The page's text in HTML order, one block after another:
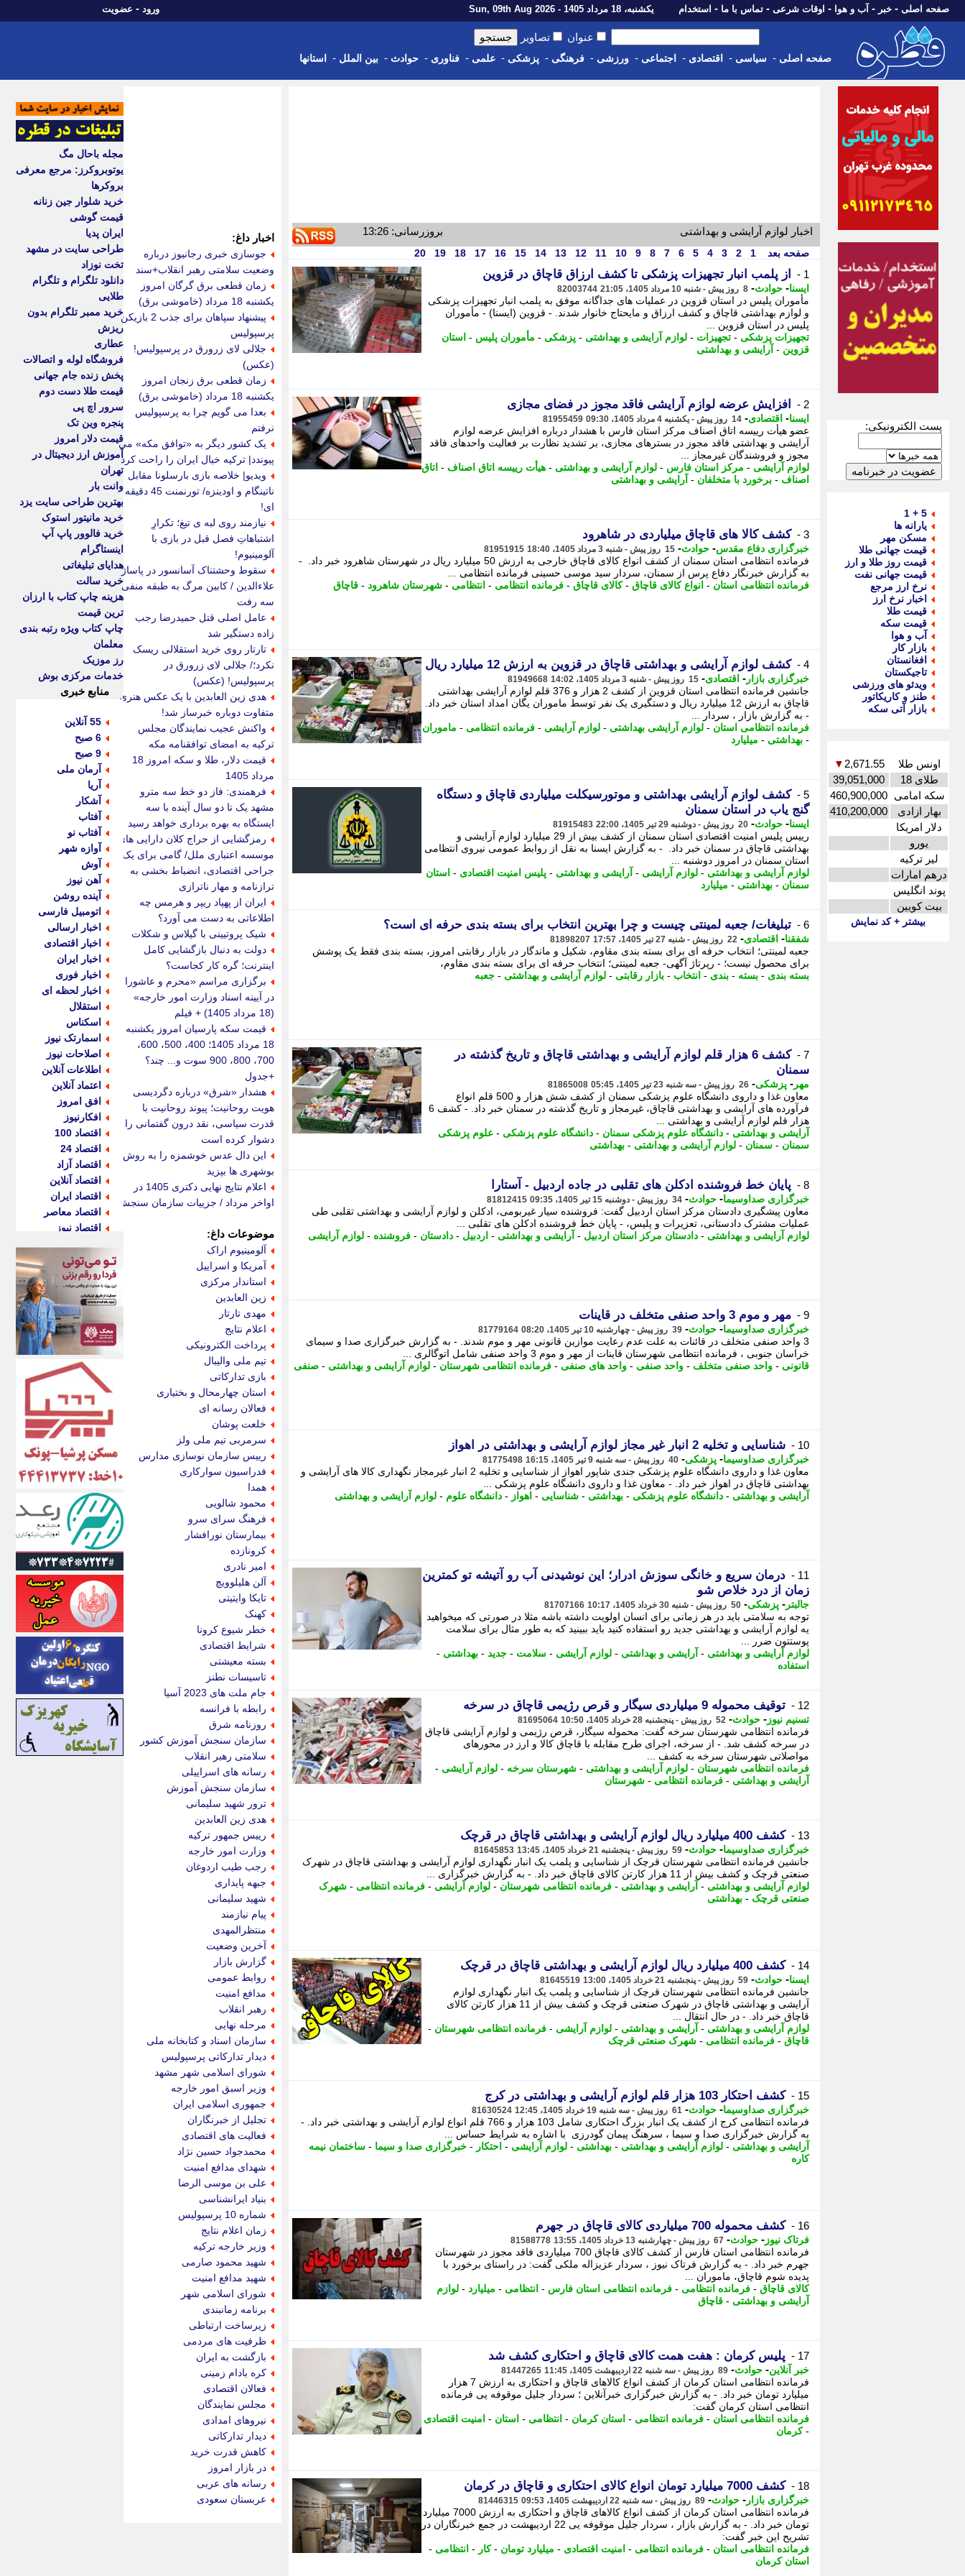
صفحه اصلی - خبر - آب و هوا - اوقات شرعی - تماس با ما - استخدام یکشنبه، 18 مرداد 1405 - Sun, 09th Aug 2026 ورود - عضویت
عنوان تصاویر
صفحه اصلی - سیاسی - اقتصادی - اجتماعی - ورزشی - فرهنگی - پزشکی - علمی - فناوری - حوادث - بین الملل - استانها
پست الکترونیکی:
5 + 1
یارانه ها
مسکن مهر
قیمت جهانی طلا
قیمت روز طلا و ارز
قیمت جهانی نفت
نرخ ارز مرجع
اخبار نرخ ارز
قیمت طلا
قیمت سکه
آب و هوا
بازار کار
افغانستان
تاجیکستان
ویدئو های ورزشی
طنز و کاریکاتور
بازار آتی سکه
اونس طلا 2,671.55
▼
طلای 18
39,051,000
سکه امامی 460,900,000
بهار ازادی
410,200,000
دلار امریکا
یورو
لیر ترکیه
درهم امارات
پوند انگلیس
بیت کویین
بیشتر + کد نمایش
اخبار لوازم آرایشی و بهداشتی بروزرسانی: 13:26
صفحه بعد 1
2
3
4
5
6
7
8
9
10
11
12
13
14
15
16
17
18
19
20
1 - از پلمب انبار تجهیزات پزشکی تا کشف ارزاق قاچاق در قزوین
ایسنا- حوادث- 8 روز پیش - شنبه 10 مرداد 1405، 21:05 82003744
مأموران پلیس در استان قزوین در عملیات های جداگانه موفق به پلمب انبار تجهیزات پزشکی
و لوازم بهداشتی قاچاق و کشف ارزاق و مایحتاج خانوار شدند. - قزوین (ایسنا) - مأموران
پلیس در استان قزوین ...
تجهیزات پزشکی - تجهیزات - لوازم آرایشی و بهداشتی - پزشکی - مأموران پلیس - استان
قزوین - آرایشی و بهداشتی
2 - افزایش عرضه لوازم آرایشی فاقد مجوز در فضای مجازی
ایسنا- اقتصادی- 14 روز پیش - یکشنبه 4 مرداد 1405، 09:30 81955459
عضو هیأت رییسه اتاق اصناف مرکز استان فارس با هشدار درباره افزایش عرضه لوازم
آرایشی و بهداشتی فاقد مجوز در بسترهای مجازی، بر تشدید نظارت بر فعالیت واحدهای فاقد
مجوز و فروشندگان غیرمجاز ...
لوازم آرایشی - مرکز استان فارس - لوازم آرایشی و بهداشتی - هیأت رییسه اتاق اصناف - اتاق
اصناف - برخورد با متخلفان - آرایشی و بهداشتی
3 - کشف کالا های قاچاق میلیاردی در شاهرود
خبرگزاری دفاع مقدس- حوادث- 15 روز پیش - شنبه 3 مرداد 1405، 18:40 81951915
فرمانده انتظامی استان سمنان از کشف انواع کالای قاچاق خارجی به ارزش 50 میلیارد ریال در شهرستان شاهرود خبر داد. -
به گزارش خبرنگار دفاع پرس از سمنان، سردار سید موسی حسینی فرمانده انتظامی ...
فرمانده انتظامی استان - انواع کالای قاچاق -کالای قاچاق - فرمانده انتظامی - انتظامی - شهرستان شاهرود - قاچاق
4 - کشف لوازم آرایشی و بهداشتی قاچاق در قزوین به ارزش 12 میلیارد ریال
خبرگزاری بازار - اقتصادی- 15 روز پیش - شنبه 3 مرداد 1405، 14:02 81949668
جانشین فرمانده انتظامی استان قزوین از کشف 2 هزار و 376 قلم لوازم آرایشی بهداشتی
قاچاق به ارزش 12 میلیارد ریال و دستگیری یک نفر توسط ماموران یگان امداد استان خبر داد.
- به گزارش بازار ، سردار ...
فرمانده انتظامی استان - لوازم آرایشی بهداشتی - لوازم آرایشی - فرمانده انتظامی - ماموران
- بهداشتی - میلیارد
5 -
کشف لوازم آرایشی بهداشتی و موتورسیکلت میلیاردی قاچاق و دستگاه
گنج یاب در استان سمنان
ایسنا- حوادث- 20 روز پیش - دوشنبه 29 تیر 1405، 22:00 81915483
رییس پلیس امنیت اقتصادی استان سمنان از کشف بیش از 29 میلیارد لوازم آرایشی و
بهداشتی قاچاق در سمنان خبر داد. - به گزارش ایسنا به نقل از روابط عمومی نیروی انتظامی
استان سمنان در امروز دوشنبه ...
لوازم آرایشی و بهداشتی - لوازم آرایشی - آرایشی و بهداشتی - پلیس امنیت اقتصادی - استان
سمنان - بهداشتی - میلیارد
6 - تبلیغات/ جعبه لمینتی چیست و چرا بهترین انتخاب برای بسته بندی حرفه ای است؟
شفقنا- اقتصادی- 22 روز پیش - شنبه 27 تیر 1405، 17:57 81898207
جعبه لمینتی؛ انتخاب حرفه ای برای بسته بندی مقاوم، شکیل و ماندگار در بازار رقابتی امروز، بسته بندی فقط یک پوشش
برای محصول نیست؛ - رپرتاژ آگهی- جعبه لمینتی؛ انتخاب حرفه ای برای بسته بندی مقاوم،
بسته بندی - بسته - بندی - انتخاب - بازار رقابتی - لوازم آرایشی و بهداشتی - جعبه
7 -
کشف 6 هزار قلم لوازم آرایشی و بهداشتی قاچاق و تاریخ گذشته در
سمنان
مهر - پزشکی- 26 روز پیش - سه شنبه 23 تیر 1405، 05:45 81865008
معاون غذا و داروی دانشگاه علوم پزشکی سمنان از کشف شش هزار و 500 قلم انواع
فرآورده های آرایشی و بهداشتی قاچاق، غیرمجاز و تاریخ گذشته در سمنان خبر داد. - کشف 6
هزار قلم لوازم آرایشی و بهداشتی ...
آرایشی و بهداشتی - دانشگاه علوم پزشکی سمنان - دانشگاه علوم پزشکی - علوم پزشکی
سمنان - سمنان - لوازم آرایشی و بهداشتی - بهداشتی
8 - پایان خط فروشنده ادکلن های تقلبی در جاده اردبیل - آستارا
خبرگزاری صداوسیما- حوادث- 34 روز پیش - دوشنبه 15 تیر 1405، 09:35 81812415
معاون پیشگیری دادستان مرکز استان اردبیل گفت: فروشنده سیار غیربومی، ادکلن و لوازم آرایشی و بهداشتی تقلبی طی
عملیات مشترک دادستانی، تعزیرات و پلیس، - پایان خط فروشنده ادکلن های تقلبی ...
لوازم آرایشی و بهداشتی - دادستان مرکز استان اردبیل - آرایشی و بهداشتی - اردبیل - دادستان - فروشنده - لوازم آرایشی
9 - مهر و موم 3 واحد صنفی متخلف در قاینات
خبرگزاری صداوسیما- حوادث- 39 روز پیش - چهارشنبه 10 تیر 1405، 08:20 81779164
3 واحد صنفی متخلف در قائنات به علت عدم رعایت موازین قانونی مهر و موم شدند. - به گزارش خبرگزاری صدا و سیمای
خراسان جنوبی ، فرمانده انتظامی شهرستان قاینات از مهر و موم 3 واحد صنفی شامل اتوگالری ...
قانونی - واحد صنفی متخلف - واحد صنفی - واحد های صنفی - فرمانده انتظامی شهرستان - لوازم آرایشی و بهداشتی - صنفی
10 - شناسایی و تخلیه 2 انبار غیر مجاز لوازم آرایشی و بهداشتی در اهواز
خبرگزاری صداوسیما- پزشکی- 40 روز پیش - سه شنبه 9 تیر 1405، 16:15 81775498
معاون غذا و داروی دانشگاه علوم پزشکی جندی شاپور اهواز از شناسایی و تخلیه 2 انبار غیرمجاز نگهداری کالا های آرایشی و
بهداشتی قاچاق در اهواز خبر داد. - معاون غذا و داروی دانشگاه علوم پزشکی ...
آرایشی و بهداشتی - دانشگاه علوم پزشکی - بهداشتی - شناسایی - اهواز - دانشگاه علوم - لوازم آرایشی و بهداشتی
11 -
درمان سریع و خانگی سوزش ادرار؛ این نوشیدنی آب رو آتیشه تو کمترین
زمان از درد خلاص شو
جالبتر - پزشکی- 50 روز پیش - شنبه 30 خرداد 1405، 10:17 81707166
توجه به سلامتی باید در هر زمانی برای انسان اولویت داشته باشه مثلا در صورتی که میخواهید
یه لوازم آرایشی و بهداشتی جدید رو استفاده کنید باید ببینید که به طور مثال برای سلامت
پوستتون ضرر ...
لوازم آرایشی و بهداشتی - آرایشی و بهداشتی - لوازم آرایشی - سلامت - جدید - بهداشتی -
استفاده
12 - توقیف محموله 9 میلیاردی سیگار و قرص رژیمی قاچاق در سرخه
تسنیم نیوز - حوادث- 52 روز پیش - پنجشنبه 28 خرداد 1405، 10:50 81695064
فرمانده انتظامی شهرستان سرخه گفت: محموله سیگار، قرص رژیمی و لوازم آرایشی قاچاق
در سرخه کشف شد. - از سرخه، اجرای طرح مقابله با قاچاق کالا و ارز در محورهای
مواصلاتی شهرستان سرخه به کشف ...
فرمانده انتظامی شهرستان - لوازم آرایشی و بهداشتی - شهرستان سرخه - لوازم آرایشی -
آرایشی و بهداشتی - فرمانده انتظامی - شهرستان
13 - کشف 400 میلیارد ریال لوازم آرایشی و بهداشتی قاچاق در قرچک
خبرگزاری صداوسیما- حوادث- 59 روز پیش - پنجشنبه 21 خرداد 1405، 13:45 81645853
جانشین فرمانده انتظامی شهرستان قرچک از شناسایی و پلمب یک انبار نگهداری لوازم آرایشی و بهداشتی قاچاق در شهرک
صنعتی قرچک و کشف بیش از 11 هزار کارتن کالای قاچاق خبر داد. - به گزارش خبرگزاری ...
لوازم آرایشی و بهداشتی - آرایشی و بهداشتی - فرمانده انتظامی شهرستان - لوازم آرایشی - فرمانده انتظامی - شهرک
صنعتی قرچک - بهداشتی
14 - کشف 400 میلیارد ریال لوازم آرایشی و بهداشتی قاچاق در قرچک
ایسنا- حوادث- 59 روز پیش - پنجشنبه 21 خرداد 1405، 13:00 81645519
جانشین فرمانده انتظامی شهرستان قرچک از شناسایی و پلمب یک انبار نگهداری لوازم
آرایشی و بهداشتی قاچاق در شهرک صنعتی قرچک و کشف بیش از 11 هزار کارتن کالای
قاچاق خبر داد. - در ﺣﺎل اﻧﺘﻘﺎل ...
لوازم آرایشی و بهداشتی - آرایشی و بهداشتی - لوازم آرایشی - فرمانده انتظامی شهرستان -
قاچاق - فرمانده انتظامی - شهرک صنعتی قرچک
15 - کشف احتکار 103 هزار قلم لوازم آرایشی و بهداشتی در کرج
خبرگزاری صداوسیما- حوادث- 61 روز پیش - سه شنبه 19 خرداد 1405، 12:45 81630524
فرمانده انتظامی کرج از کشف یک انبار بزرگ احتکاری شامل 103 هزار و 766 قلم انواع لوازم آرایشی و بهداشتی خبر داد. -
به گزارش خبرگزاری صدا و سیما ، سرهنگ پیمان گودرزی با اشاره به شرایط حساس ...
آرایشی و بهداشتی - لوازم آرایشی و بهداشتی - بهداشتی - لوازم آرایشی - احتکار - خبرگزاری صدا و سیما - ساختمان نیمه
کاره
16 - کشف محموله 700 میلیاردی کالای قاچاق در جهرم
فرتاک نیوز - حوادث- 67 روز پیش - چهارشنبه 13 خرداد 1405، 13:55 81588778
فرمانده انتظامی استان فارس از کشف کالای قاچاق 700 میلیاردی فاقد مجوز در شهرستان
جهرم خبر داد. - به گزارش فرتاک نیوز ، سردار عزیزاله ملکی گفت: در راستای برخورد با
پدیده شوم قاچاق، ماموران ...
کالای قاچاق - فرمانده انتظامی - فرمانده انتظامی استان فارس - انتظامی - میلیارد - لوازم
آرایشی و بهداشتی - قاچاق
17 - پلیس کرمان : هفت همت کالای قاچاق و احتکاری کشف شد
خبر آنلاین- حوادث- 89 روز پیش - سه شنبه 22 اردیبهشت 1405، 11:45 81447265
فرمانده انتظامی استان کرمان از کشف انواع کالاهای قاچاق و احتکاری به ارزش 7 هزار
میلیارد تومان خبر داد. - به گزارش خبرگزاری خبرآنلاین ؛ سردار جلیل موقوفه یی فرمانده
انتظامی استان کرمان گفت:
فرمانده انتظامی استان - فرمانده انتظامی - استان کرمان - انتظامی - استان - امنیت اقتصادی
-کرمان
18 - کشف 7000 میلیارد تومان انواع کالای احتکاری و قاچاق در کرمان
خبرگزاری بازار - حوادث- 89 روز پیش - سه شنبه 22 اردیبهشت 1405، 09:53 81446315
فرمانده انتظامی استان کرمان از کشف انواع کالاهای قاچاق و احتکاری به ارزش 7000 میلیارد
تومان خبر داد. - به گزارش بازار ، سردار جلیل موقوفه یی 22 اردیبهشت در جمع خبرنگاران در
تشریح این خبر گفت:
فرمانده انتظامی استان - فرمانده انتظامی - امنیت اقتصادی - میلیارد تومان -کار - انتظامی -
استان کرمان
اخبار داغ:
جوسازی خبری رجانیوز درباره
وضعیت سلامتی رهبر انقلاب+سند
زمان قطعی برق گرگان امروز
یکشنبه 18 مرداد (خاموشی برق)
پیشنهاد سپاهان برای جذب 2 بازیکن
پرسپولیس
جلالی لای زرورق در پرسپولیس!
(عکس)
زمان قطعی برق زنجان امروز
یکشنبه 18 مرداد (خاموشی برق)
بعدا می گویم چرا به پرسپولیس
نرفتم
یک کشور دیگر به «توافق مکه» می
پیوندد| ترکیه خیال ایران را راحت کرد
ویدیو| خلاصه بازی بارسلونا مقابل
ناتینگام و اودینزه/ تورنمنت 45 دقیقه
ای!
نیازمند روی لبه ی تیغ؛ تکرارِ
اشتباهاتِ فصل قبل در بازی با
آلومینیوم!
سقوط وحشتناک آسانسور در پاساژ
علاءالدین / کابین مرگ به طبقه منفی
سه رفت
عامل اصلی قتل حمیدرضا رجب
زاده دستگیر شد
تارتار روی خرید استقلالی ریسک
نکرد؛/ جلالی لای زرورق در
پرسپولیس! (عکس)
هدی زین العابدین با یک عکس هنری
متفاوت دوباره خبرساز شد!
واکنش عجیب نمایندگان مجلس
ترکیه به امضای توافقنامه مکه
قیمت دلار، طلا و سکه امروز 18
مرداد 1405
فرهمندی: فاز دو خط سه مترو
مشهد یک تا دو سال آینده با سه
ایستگاه به بهره برداری خواهد رسید
رمزگشایی از حراج کلان دارایی های
موسسه اعتباری ملل/ گامی برای یک
جراحی اقتصادی، انضباط بخشی به
ترازنامه و مهار ناترازی
ایران از پهپاد ریپر و هرمس چه
اطلاعاتی به دست می آورد؟
شیک پروتیینی با گیلاس و شکلات
دولت به دنبال بازگشایی کامل
اینترنت؛ گره کار کجاست؟
برگزاری مراسم «محرم و عاشورا
در آیینه اسناد وزارت امور خارجه»
(18 مرداد 1405) + فیلم
قیمت سکه پارسیان امروز یکشنبه
18 مرداد 1405؛ 400، 500، 600،
700، 800، 900 سوت و... چند؟
+جدول
هشدار «شرق» درباره دگردیسی
هویت روحانیت؛ پیوند روحانیت با
قدرت سیاسی، نقد درون گفتمانی را
دشوار کرده است
این دال عدس خوشمزه را به روش
بوشهری ها بپزید
اعلام نتایج نهایی دکتری 1405 در
اواخر مرداد / جزییات سازمان سنجش
موضوعات داغ:
آلومینیوم اراک
آمریکا و اسراییل
استاندار مرکزی
زین العابدین
مهدی تارتار
اعلام نتایج
پرداخت الکترونیکی
تیم ملی والیبال
بازی تدارکاتی
استان چهارمحال و بختیاری
فعالان رسانه ای
خلعت پوشان
سرمربی تیم ملی ولز
رییس سازمان نوسازی مدارس
فدراسیون سوارکاری
همدا
محمود شالویی
فرهنگ سرای سرو
بیمارستان نورافشار
کرونازده
امیر نادری
آلن هلیلوویچ
تایکا وایتیتی
کهنک
خطر شیوع کرونا
شرایط اقتصادی
بسته معیشتی
تاسیسات نطنز
جام ملت های 2023 آسیا
رابطه با فرانسه
روزنامه شرق
سازمان سنجش آموزش کشور
سلامتی رهبر انقلاب
رسانه های اسراییلی
سازمان سنجش آموزش
ترور شهید سلیمانی
هدی زین العابدین
رییس جمهور ترکیه
وزارت امور خارجه
رجب طیب اردوغان
جبهه پایداری
شهید سلیمانی
پیام نیازمند
منتظرالمهدی
آخرین وضعیت
گزارش بازار
روابط عمومی
مدافع امنیت
رهبر انقلاب
مرحله نهایی
سازمان اسناد و کتابخانه ملی
دیدار تدارکاتی پرسپولیس
شورای اسلامی شهر مشهد
وزیر اسبق امور خارجه
جمهوری اسلامی ایران
تجلیل از خبرنگاران
فعالیت های اقتصادی
محمدجواد حسین نژاد
شهدای مدافع امنیت
علی بن موسی الرضا
بنیاد ایرانشناسی
شماره 10 پرسپولیس
زمان اعلام نتایج
وزیر خارجه ترکیه
شهید محمود صارمی
شهید مدافع امنیت
شورای اسلامی شهر
برنامه زمانبندی
زیرساخت ارتباطی
ظرفیت های مردمی
بازگشت به ایران
کره بادام زمینی
فعالان اقتصادی
مجلس نمایندگان
نیروهای امدادی
دیدار تدارکاتی
کاهش قدرت خرید
در بازار امروز
رسانه های عربی
عربستان سعودی
مجله باحال مگ
یوتوبروکرز: مرجع معرفی
بروکرها
خرید شلوار جین زنانه
قیمت گوشی
ایران پدیا
طراحی سایت در مشهد
تخت نوزاد
دانلود تلگرام و تلگرام
طلایی
خرید ممبر تلگرام بدون
ریزش
عطاری
فروشگاه لوله و اتصالات
پخش زنده جام جهانی
قیمت طلا دست دوم
سرور اچ پی
پنجره وین تک
قیمت دلار امروز
آموزش ارز دیجیتال در
تهران
وانت بار
بهترین طراحی سایت یزد
خرید مانیتور استوک
خرید فالوور پاپ آپ
اینستاگرام
هدایای تبلیغاتی
خرید سالت
هزینه چاپ کتاب با ارزان
ترین قیمت
چاپ کتاب ویژه رتبه بندی
معلمان
رز موزیک
خدمات مرکزی بوش
منابع خبری
55 آنلاین
6 صبح
9 صبح
آرمان ملی
آریا
آشکار
آفتاب
آفتاب نو
آوازه شهر
آوش
آهن نیوز
آینده روشن
اتومبیل فارسی
اخبار ارسالی
اخبار اقتصادی
اخبار ایران
اخبار فوری
اخبار لحظه ای
استقلال
اسکناس
اسمارتک نیوز
اصلاحات نیوز
اطلاعات آنلاین
اعتماد آنلاین
افق امروز
افکارنیوز
اقتصاد 100
اقتصاد 24
اقتصاد آزاد
اقتصاد آنلاین
اقتصاد ایران
اقتصاد معاصر
اقتصاد نیوز
اکوفارس
اکونگار
اکونیوز
الف
انتشار آنلاین
اندیشه قرن
اندیشه معاصر
اندیشه ها
انرژی پرس
ای استخدام
ایتنا
ایراف
ایران آرت
ایران آنلاین
ایران زندگی
ایران فوری
ایرانی روز
ایرانیتال
ایرنا
ایسکانیوز
ایسنا
ایکنا
ایلنا
اینتیتر
ایونا نیوز
بازتاب آنلاین
باشگاه خبرنگاران
باغستان نیوز
بامبوک
ببین و بخون
بدینسان
بنکر